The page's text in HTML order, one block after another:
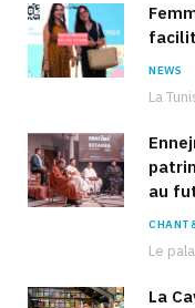
NEWS
au
La